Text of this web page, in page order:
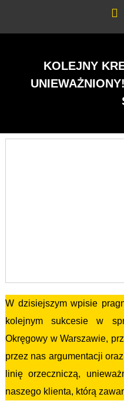
KOLEJNY
W dzisiejszym wpisie
kolejnym sukcesie w
Okręgowy w Warszawie,
przez nas argumentacji
linię orzeczniczą,
naszego klienta, którą